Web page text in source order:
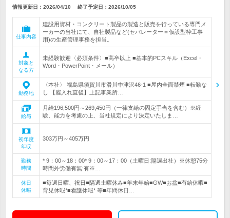
情報更新日：2026/04/10 終了予定日： 2026/10/05
仕事内容
建設用資材・コンクリート製品の製造と販売を行っている専門メ
ーカーの当社にて、自社製品など(セパレーター＝仮設型枠工事
用)の生産管理事務を担当。
対象と
なる方
未経験歓迎〈必須条件〉■高卒以上 ■基本的PCスキル（Excel・
Word・PowerPoint・メール）
勤務地
〈本社〉 福島県須賀川市滑川中津沢46-1 ■屋内全面禁煙 ■転勤な
し 【雇入れ直後】上記事業所…
給与
月給196,500円～269,450円（一律支給の固定手当を含む）※経
験、能力を考慮の上、当社規定により決定いたしま…
初年度
年収
303万円～405万円
勤務
時間
* 9：00～18：00* 9：00～17：00（土曜日:隔週出社）※休憩75分
時間外労働有無:有※…
休日
休暇
■毎週日曜、祝日■隔週土曜休み■年末年始■GW■お盆■有給休暇■
育児休暇*■看護休暇* 等■年間休日…